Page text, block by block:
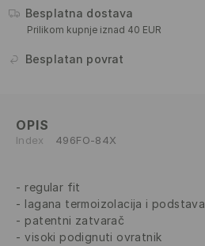
Besplatna dostava
Prilikom kupnje iznad 40 EUR
Besplatan povrat
OPIS
Index 496FO-84X
regular fit
lagana termoizolacija i podstava
patentni zatvarač
visoki podignuti ovratnik